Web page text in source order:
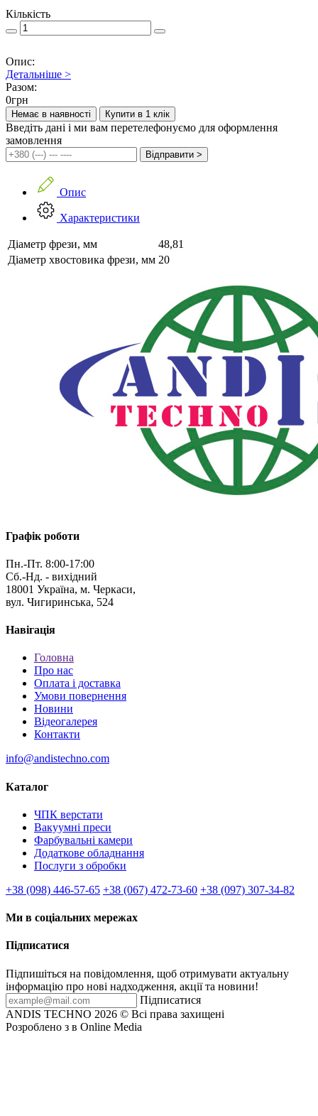
Кількість
Опис:
Детальніше >
Разом:
0грн
Немає в наявності Купити в 1 клік
Введіть дані і ми вам перетелефонуємо для оформлення
замовлення
Відправити >
Опис
Характеристики
Діаметр фрези, мм
48,81
Діаметр хвостовика фрези, мм 20
Графік роботи
Пн.-Пт. 8:00-17:00
Сб.-Нд. - вихідний
18001 Україна, м. Черкаси,
вул. Чигиринська, 524
Навігація
Головна
Про нас
Оплата і доставка
Умови повернення
Новини
Відеогалерея
Контакти
info@andistechno.com
Каталог
ЧПК верстати
Вакуумні преси
Фарбувальні камери
Додаткове обладнання
Послуги з обробки
+38 (098) 446-57-65 +38 (067) 472-73-60 +38 (097) 307-34-82
Ми в соціальних мережах
Підписатися
Підпишіться на повідомлення, щоб отримувати актуальну
інформацію про нові надходження, акції та новини!
Підписатися
ANDIS TECHNO 2026 © Всі права захищені
Розроблeно з в Online Media